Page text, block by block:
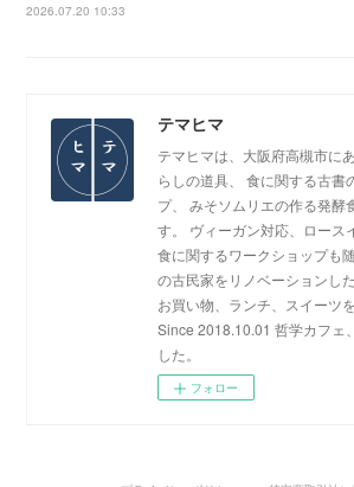
2026.07.20 10:33
テマヒマ
テマヒマは、大阪府高槻市に
らしの道具、 食に関する古書
プ、 みそソムリエの作る発酵
す。 ヴィーガン対応、ロース
食に関するワークショップも
の古民家をリノベーションし
お買い物、ランチ、スイーツ
Since 2018.10.01 哲学カフェ
した。
フォロー